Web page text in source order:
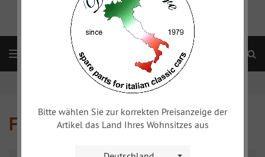
Alfa 750/101 Felgen, Räder
Felgen, Räder
Bitte wählen Sie zur korrekten Preisanzeige der
Artikel das Land Ihres Wohnsitzes aus